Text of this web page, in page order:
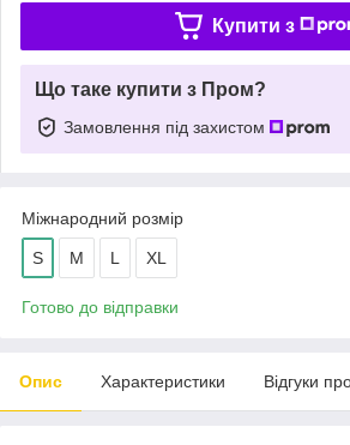
Купити з
Що таке купити з Пром?
Замовлення під захистом
Міжнародний розмір
S M L XL
Готово до відправки
Опис Характеристики Відгуки